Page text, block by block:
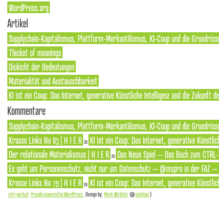
WordPress.org
Artikel
Supplychain-Kapitalismus, Plattform-Merkantilismus, KI-Coup und die
Thicket of meanings
Dickicht der Bedeutungen
Materialität und Austauschbarkeit
KI ist ein Coup: Das Internet, generative Künstliche Intelligenz und die Zukunft
Kommentare
Supplychain-Kapitalismus, Plattform-Merkantilismus, KI-Coup und die
Krasse Links No 83 | H I E R zu KI ist ein Coup: Das Internet, generative
Der relationale Materialismus | H I E R zu Das Neue Spiel – Das Buch zum
Es geht um Personenschutz, nicht nur um Datenschutz – @mspro in der FAZ
Krasse Links No 79 | H I E R zu KI ist ein Coup: Das Internet, generative
ctrl+verlust Proudly powered by WordPress. Design by: Mark Wirblich (@mightym)